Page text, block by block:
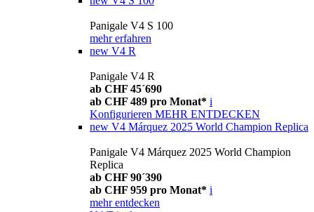
Panigale V4 S 100
mehr erfahren
new V4 R
Panigale V4 R
ab CHF 45´690
ab CHF 489 pro Monat* i
Konfigurieren MEHR ENTDECKEN
new V4 Márquez 2025 World Champion Replica
Panigale V4 Márquez 2025 World Champion
Replica
ab CHF 90´390
ab CHF 959 pro Monat* i
mehr entdecken